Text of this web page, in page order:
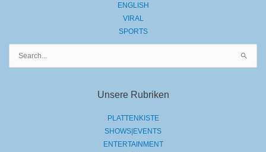
ENGLISH
VIRAL
SPORTS
Unsere Rubriken
PLATTENKISTE
SHOWS|EVENTS
ENTERTAINMENT